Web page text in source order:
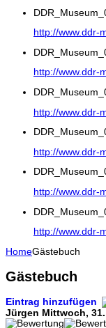
http://www.ddr-
http://www.ddr-
http://www.ddr-
http://www.ddr-
http://www.ddr-
http://www.ddr-
HomeGästebuch
Gästebuch
Eintrag hinzufügen
Jürgen Mittwoch,